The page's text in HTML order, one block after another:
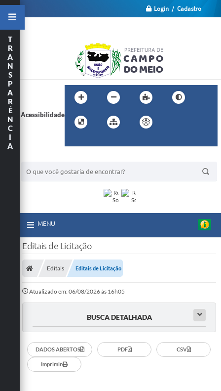
Login / Cadastro
Acessibilidade
MENU
T
R
A
N
S
P
A
R
Ê
N
C
I
A
Editais de Licitação
Editais Editais de Licitação
Atualizado em: 06/08/2026 às 16h05
BUSCA DETALHADA
DADOS ABERTOS PDF CSV
Imprimir